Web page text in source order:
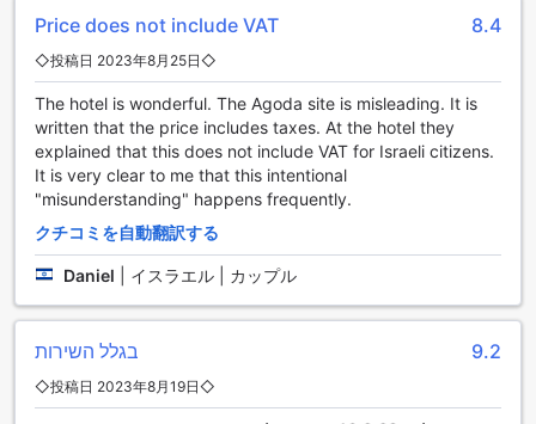
便利な交通施設で快適な滞在をサポート
カーサ ブティック ホテルでは、ゲストの皆様がスムーズにナ
ハリヤを探索できるよう、多彩な交通サービスを提供してい
ます。ツアーデスクでは現地ツアーの手配や観光情報の案内
を行っており、効率的に観光プランを立てることができま
す。また、専用のシャトルサービスやレンタカーの手配も可
能で、自由に周辺エリアを巡ることができます。さらに、駐
車場も完備しており、車でのアクセスも便利です。チケット
サービスも利用できるため、観光や交通の手配もお任せくだ
カーサ ブティック ホテルの快適な客室設備
カーサ ブティック ホテルの客室は、快適さと便利さを追求し
た充実の設備を誇ります。各部屋にはヘアドライヤーが完備
Price does not include VAT 8.4
◇投稿日 2023年8月25日◇
The hotel is wonderful. The Agoda site is misleading. It is
written that the price includes taxes. At the hotel they
explained that this does not include VAT for Israeli citizens.
It is very clear to me that this intentional
"misunderstanding" happens frequently.
クチコミを自動翻訳する
Daniel イスラエル | カップル
בגלל השירות 9.2
◇投稿日 2023年8月19日◇